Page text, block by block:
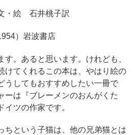
・絵 石井桃子訳
）岩波書店
す。あると思います。けれども、
けてくれるこの本は、やはり絵の
うしてもおすすめしたい一冊で
ーは『ブレーメンのおんがくた
ツの作家です。
ちという子猫は、他の兄弟猫とは